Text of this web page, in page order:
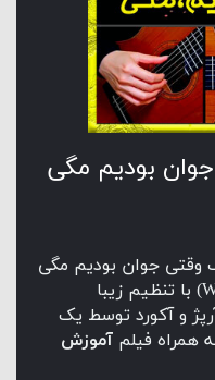
بودیم مگی
وقتی جوان بودیم مگی
(When You and I were Young, Maggie) با تنظیم زیبا
و آکورد توسط یک
همراه فیلم آموزش